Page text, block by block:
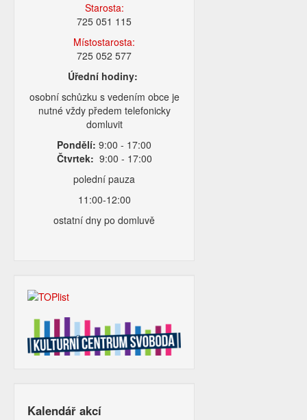
Starosta:
725 051 115
Místostarosta:
725 052 577
Úřední hodiny:
osobní schůzku s vedením obce je
nutné vždy předem telefonicky
domluvit
Pondělí: 9:00 - 17:00
Čtvrtek: 9:00 - 17:00
polední pauza
11:00-12:00
ostatní dny po domluvě
Kalendář akcí